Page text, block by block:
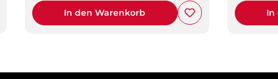
In den Warenkorb In